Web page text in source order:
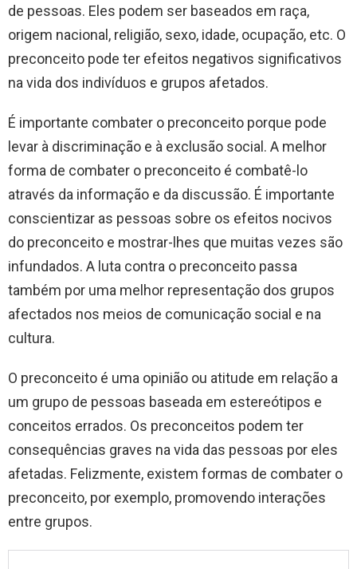
de pessoas. Eles podem ser baseados em raça,
origem nacional, religião, sexo, idade, ocupação, etc. O
preconceito pode ter efeitos negativos significativos
na vida dos indivíduos e grupos afetados.
É importante combater o preconceito porque pode
levar à discriminação e à exclusão social. A melhor
forma de combater o preconceito é combatê-lo
através da informação e da discussão. É importante
conscientizar as pessoas sobre os efeitos nocivos
do preconceito e mostrar-lhes que muitas vezes são
infundados. A luta contra o preconceito passa
também por uma melhor representação dos grupos
afectados nos meios de comunicação social e na
cultura.
O preconceito é uma opinião ou atitude em relação a
um grupo de pessoas baseada em estereótipos e
conceitos errados. Os preconceitos podem ter
consequências graves na vida das pessoas por eles
afetadas. Felizmente, existem formas de combater o
preconceito, por exemplo, promovendo interações
entre grupos.